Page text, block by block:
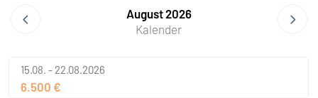
August 2026
Kalender
15.08. - 22.08.2026
6.500 €